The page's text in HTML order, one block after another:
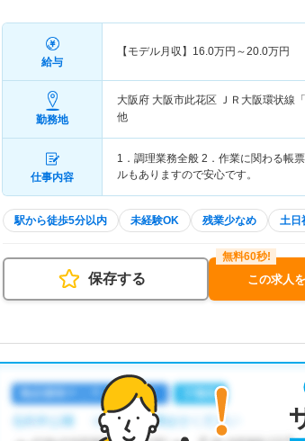
給与
【モデル月収】 16.0万円～20.0万円
勤務地
大阪府 大阪市此花区 ＪＲ大阪環状線
他
仕事内容
1．調理業務全般 2．作業に関わる帳
ルもありますので安心です。
駅から徒歩5分以内 未経験OK 残業少なめ 土日
保存する この求人